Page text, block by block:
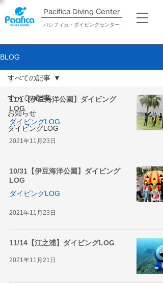
Pacifica Diving Center​
パシフィカ・ダイビングセンター
BLOG
すべての記事
お知らせ
ダイビングLOG
すべての記事
11/1【伊豆海洋公園】ダイビング
LOG
ダイビングLOG
2021年11月23日
10/31【伊豆海洋公園】ダイビング
LOG
ダイビングLOG
2021年11月23日
11/14【江之浦】ダイビングLOG
2021年11月21日